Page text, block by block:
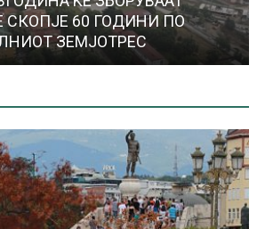
СКОПЈЕ 60 ГОДИНИ ПО
ЗЕМЈОТРЕС